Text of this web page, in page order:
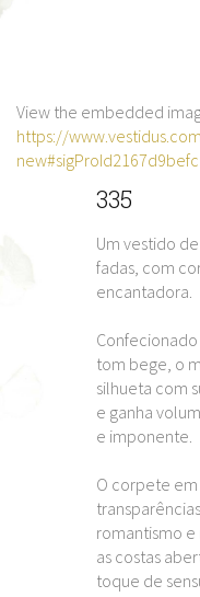
View the embedded
https://
new#sigProId2167d9befc
335
Um vestido
fadas, com
encantadora.
tom bege, o
silhueta com
e ganha
e imponente.
O corpete
romantismo
as costas
toque de